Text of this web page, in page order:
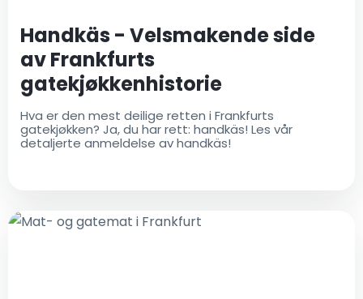
Handkäs - Velsmakende side
av Frankfurts
gatekjøkkenhistorie
Hva er den mest deilige retten i Frankfurts
gatekjøkken? Ja, du har rett: handkäs! Les vår
detaljerte anmeldelse av handkäs!